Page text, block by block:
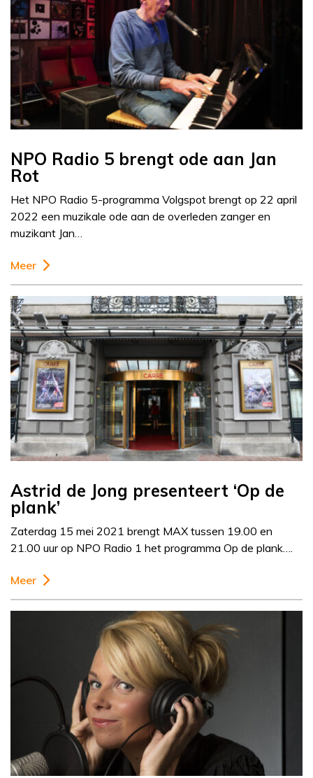
NPO Radio 5 brengt ode aan Jan
Rot
Het NPO Radio 5-programma Volgspot brengt op 22 april
2022 een muzikale ode aan de overleden zanger en
muzikant Jan…
Meer
Astrid de Jong presenteert ‘Op de
plank’
Zaterdag 15 mei 2021 brengt MAX tussen 19.00 en
21.00 uur op NPO Radio 1 het programma Op de plank….
Meer